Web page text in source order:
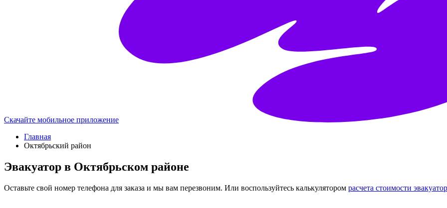
Скачайте мобильное приложение
Главная
Октябрьский район
Эвакуатор в Октябрьском районе
Оставьте свой номер телефона для заказа и мы вам перезвоним. Или воспользуйтесь калькулятором расчета стоимости